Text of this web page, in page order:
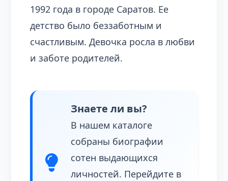
1992 года в городе Саратов. Ее
детство было беззаботным и
счастливым. Девочка росла в любви
и заботе родителей.
Знаете ли вы?
В нашем каталоге
собраны биографии
сотен выдающихся
личностей. Перейдите в